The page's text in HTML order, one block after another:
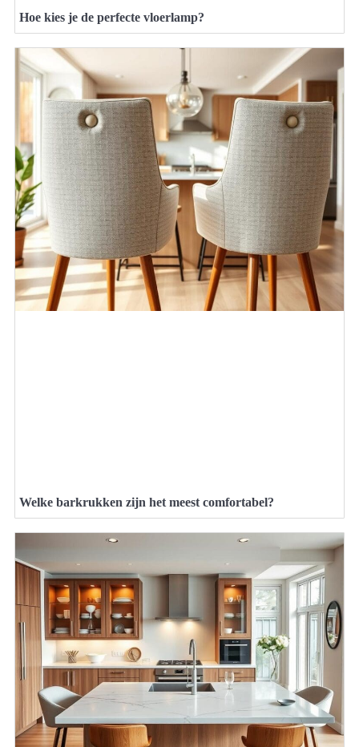
Hoe kies je de perfecte vloerlamp?
Welke barkrukken zijn het meest comfortabel?